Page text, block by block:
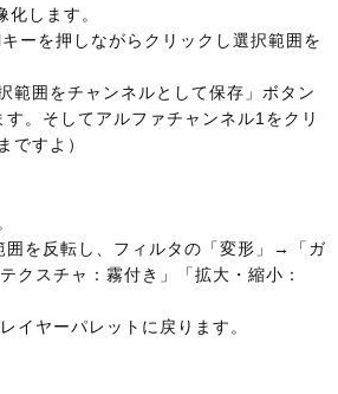
します。
ーを押しながらクリックし選択範囲を
範囲をチャンネルとして保存」ボタン
。そしてアルファチャンネル1をクリ
ですよ）
囲を反転し、フィルタの「変形」→「ガ
クスチャ：霧付き」「拡大・縮小：
イヤーパレットに戻ります。